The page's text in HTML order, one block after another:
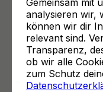
Gemeinsam mit
analysieren wir,
können wir dir
relevant sind.
Transparenz,
ob wir alle
zum Schutz